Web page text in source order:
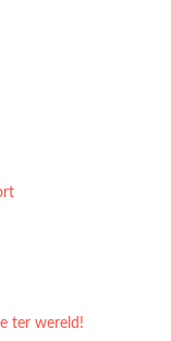
ter wereld!